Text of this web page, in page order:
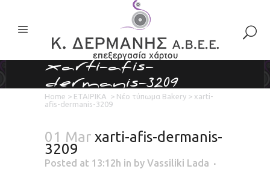
xarti-afis-
dermanis-3209
Home > ΕΤΑΙΡΙΚΑ > Νέο τύπωμα Bakery > xarti-
afis-dermanis-3209
01 Mar xarti-afis-dermanis-
3209
Posted at 13:12h in by Vassiliki Lada